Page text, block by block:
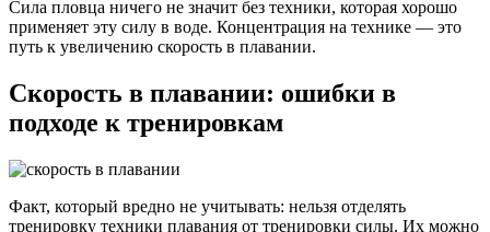
Сила пловца ничего не значит без техники, которая хорошо
применяет эту силу в воде. Концентрация на технике — это
путь к увеличению скорость в плавании.
Скорость в плавании: ошибки в
подходе к тренировкам
Факт, который вредно не учитывать: нельзя отделять
тренировку техники плавания от тренировки силы. Их можно